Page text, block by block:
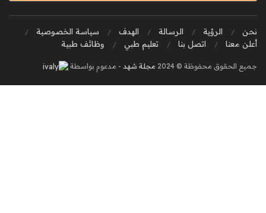
نحن الرؤية الرسالة الهدف
سياسة الخصوصية
أعلن معنا
اتصل بنا تعليم طبي وظائف طبية
جميع الحقوق محفوظة © 2024 مجلة شهد - مدعوم بواسطة